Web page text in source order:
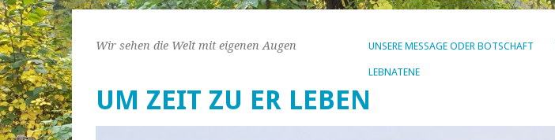
UNSERE MESSAGE ODER BOTSCHAFT
LEBNATENE
UM ZEIT ZU ER LEBEN
Wir sehen die Welt mit eigenen Augen